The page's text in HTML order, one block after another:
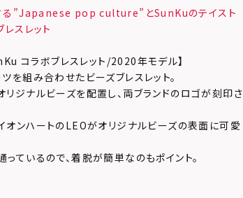
る”Japanese pop culture”とSunKuのテイスト
レスレット
コラボブレスレット/2020年モデル】
を組み合わせたビーズブレスレット。
ジナルビーズを配置し、両ブランドのロゴが刻印さ
ンハートのLEOがオリジナルビーズの表面に可愛
ているので、着脱が簡単なのもポイント。